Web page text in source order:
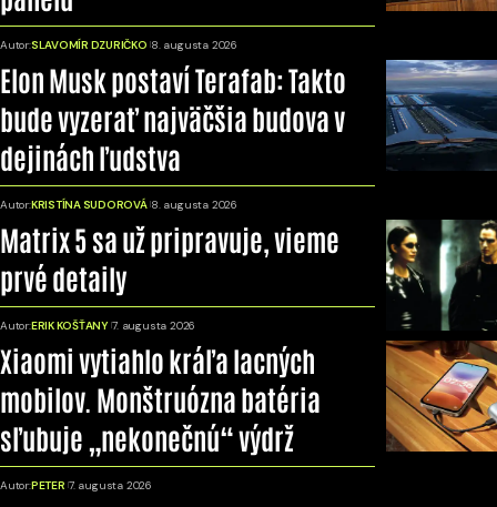
Autor:SLAVOMÍR DZURIČKO 8. augusta 2026
Elon Musk postaví Terafab: Takto
bude vyzerať najväčšia budova v
dejinách ľudstva
Autor:KRISTÍNA SUDOROVÁ 8. augusta 2026
Matrix 5 sa už pripravuje, vieme
prvé detaily
Autor:ERIK KOŠŤANY 7. augusta 2026
Xiaomi vytiahlo kráľa lacných
mobilov. Monštruózna batéria
sľubuje „nekonečnú“ výdrž
Autor:PETER 7. augusta 2026